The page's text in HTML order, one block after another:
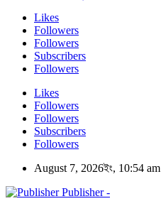
Likes
Followers
Followers
Subscribers
Followers
Likes
Followers
Followers
Subscribers
Followers
August 7, 2026ইং, 10:54 am
Publisher -